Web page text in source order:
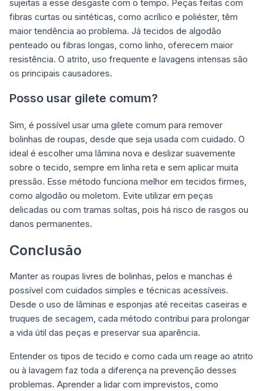
sujeitas a esse desgaste com o tempo. Peças feitas com
fibras curtas ou sintéticas, como acrílico e poliéster, têm
maior tendência ao problema. Já tecidos de algodão
penteado ou fibras longas, como linho, oferecem maior
resistência. O atrito, uso frequente e lavagens intensas são
os principais causadores.
Posso usar gilete comum?
Sim, é possível usar uma gilete comum para remover
bolinhas de roupas, desde que seja usada com cuidado. O
ideal é escolher uma lâmina nova e deslizar suavemente
sobre o tecido, sempre em linha reta e sem aplicar muita
pressão. Esse método funciona melhor em tecidos firmes,
como algodão ou moletom. Evite utilizar em peças
delicadas ou com tramas soltas, pois há risco de rasgos ou
danos permanentes.
Conclusão
Manter as roupas livres de bolinhas, pelos e manchas é
possível com cuidados simples e técnicas acessíveis.
Desde o uso de lâminas e esponjas até receitas caseiras e
truques de secagem, cada método contribui para prolongar
a vida útil das peças e preservar sua aparência.
Entender os tipos de tecido e como cada um reage ao atrito
ou à lavagem faz toda a diferença na prevenção desses
problemas. Aprender a lidar com imprevistos, como